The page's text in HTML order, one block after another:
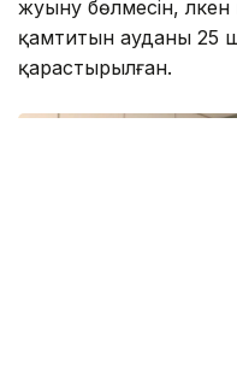
жуыну бөлмесін,
қамтитын ауданы 25
қарастырылған.